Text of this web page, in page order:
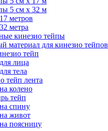
5 см х 32 м
метров
метра
кинезио тейпы
материал для кинезио тейпов
тейп
лица
тела
тейп лента
колено
тейп
спину
живот
поясницу